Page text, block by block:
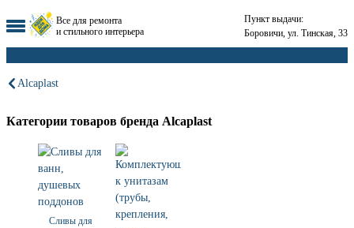
Все для ремонта
и стильного интерьера
Пункт выдачи:
Боровичи, ул. Тинская, 33
Alcaplast
Категории товаров бренда Alcaplast
Сливы для